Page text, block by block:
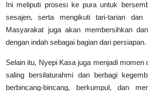
Ini meliputi prosesi ke pura untuk
sesajen, serta mengikuti tari-tarian
Masyarakat juga akan membersihkan
dengan indah sebagai bagian dari persiapan.
Selain itu, Nyepi Kasa juga menjadi momen
saling bersilaturahmi dan berbagi
berbincang-bincang, berkumpul, dan